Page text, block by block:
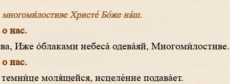
многоми́лостиве Христе́ Бо́же на́ш.
нас.
Иже о́блаками небеса́ одева́яй, Многоми́лостиве.
нас.
моля́щейся, исцеле́ние подава́ет.